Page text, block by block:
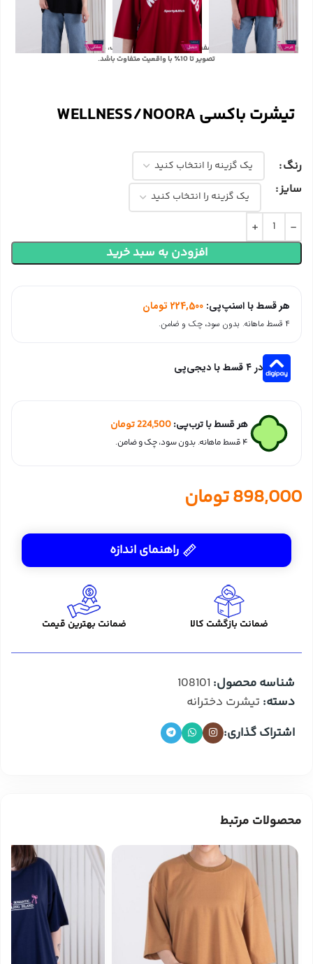
با توجه به تفاوت رنگ‌ها در صفحه نمایش دستگاه‌های مختلف، ممکن است رنگ محصولات در
تصویر تا 10٪ با واقعیت متفاوت باشد.
تیشرت باکسی WELLNESS/NOORA
رنگ
سایز
افزودن به سبد خرید
هر قسط با اسنپ‌پی: 224,500 تومان
۴ قسط ماهانه. بدون سود، چک و ضامن.
در ۴ قسط با دیجی‌پی
هر قسط با ترب‌پی:224,500تومان
۴ قسط ماهانه. بدون سود، چک و ضامن.
898,000تومان
راهنمای اندازه
ضمانت بازگشت کالا ضمانت بهترین قیمت
شناسه محصول: 108101
دسته: تیشرت دخترانه
اشتراک گذاری:
محصولات مرتبط